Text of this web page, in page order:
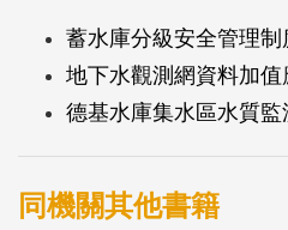
與回饋費徵收金額與執行情
水源保育與回饋費徵收作業
宣導並落實政府之政策推動
蓄水庫分級安全管理制
地下水觀測網資料加
德基水庫集水區水質
同機關其他書籍